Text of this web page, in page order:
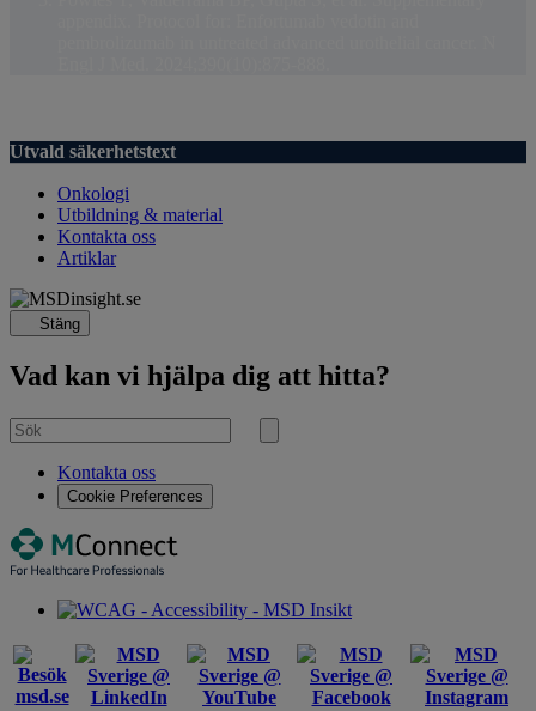
Utvald säkerhetstext
Related
pages
Onkologi
Utbildning & material
Kontakta oss
Artiklar
Stäng
Vad kan vi hjälpa dig att hitta?
Sök
efter
Sök
Kontakta oss
Cookie Preferences